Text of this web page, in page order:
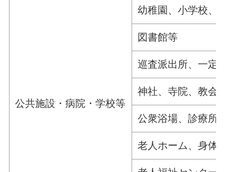
公共施設・病院・学校等
幼稚園、小学校、
図書館等
巡査派出所、一定
神社、寺院、教会
公衆浴場、診療所
老人ホーム、身体